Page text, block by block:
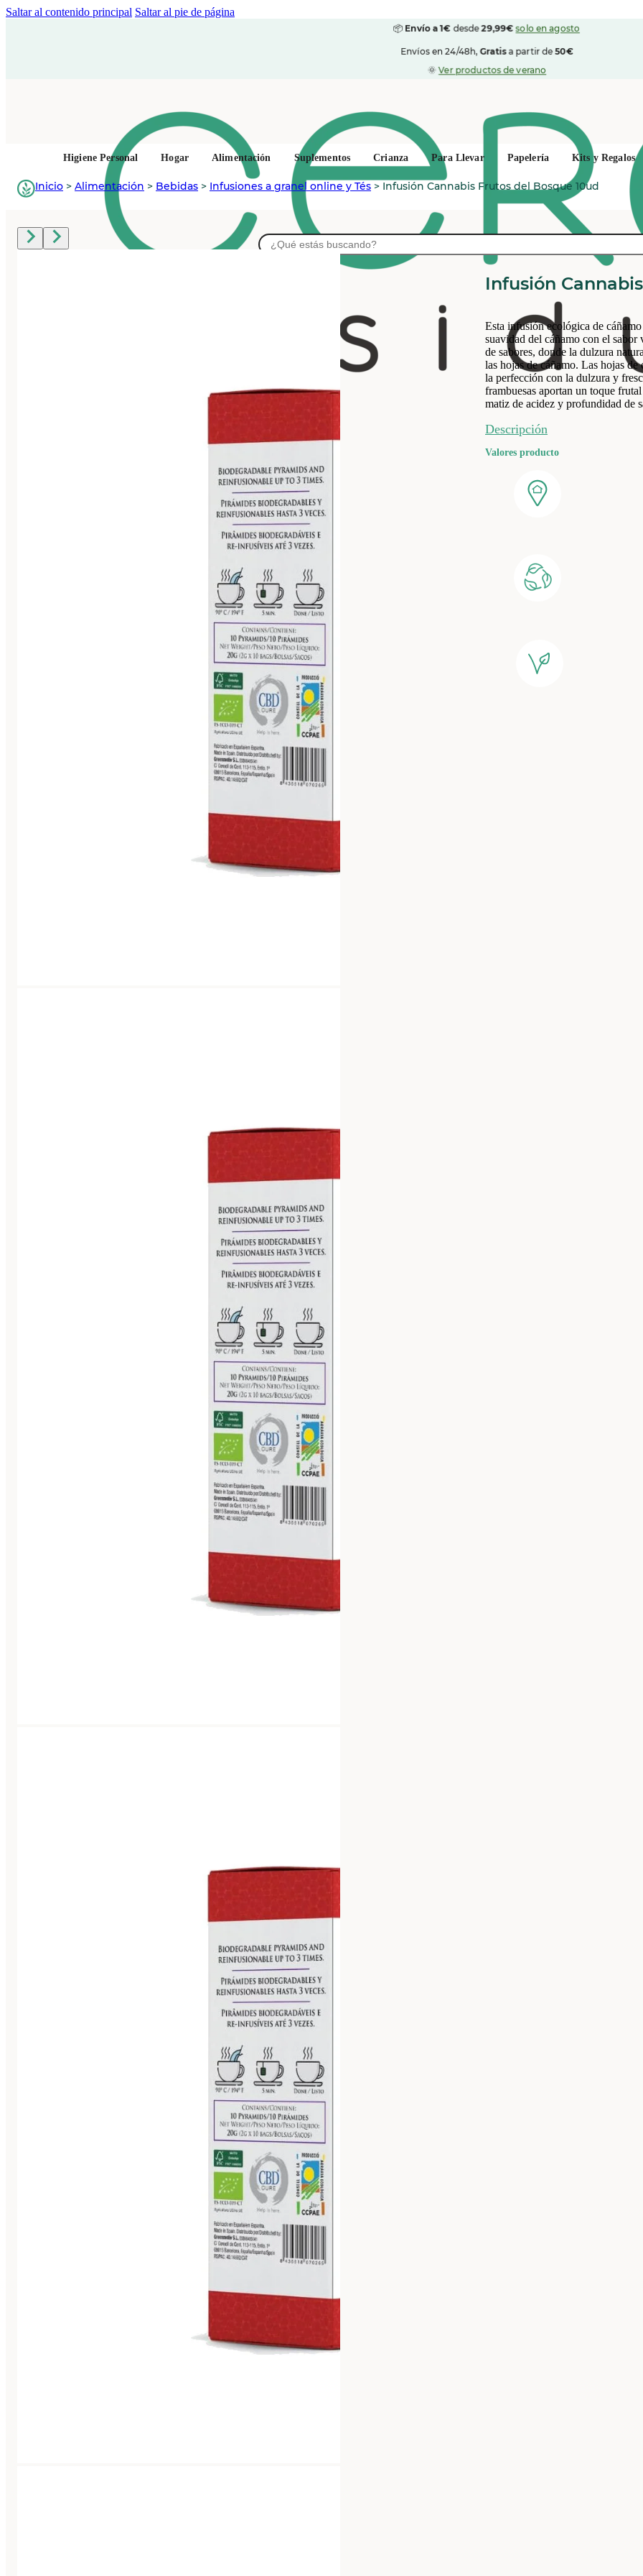
Saltar al contenido principal Saltar al pie de página
📦Envío a 1€desde29,99€ solo en agosto
Envíos en 24/48h,Gratisa partir de50€
🌞Ver productos de verano
Buscar
Higiene Personal Hogar Alimentación Suplementos Crianza Para Llevar Papelería Kits y Regalos
Inicio > Alimentación > Bebidas > Infusiones a granel online y Tés > Infusión Cannabis Frutos del Bosque 10ud
Infusión
Esta infusión ecológica de
suavidad del cáñamo con el
de sabores, donde la dulzura
las hojas de cáñamo. Las hojas
la perfección con la dulzura y
frambuesas aportan un toque
matiz de acidez y profundidad de
Descripción
Valores producto